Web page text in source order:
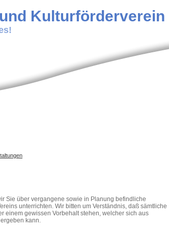
Kulturförderverein
Sie über vergangene sowie in Planung befindliche
unterrichten. Wir bitten um Verständnis, daß sämtliche
einem gewissen Vorbehalt stehen, welcher sich aus
kann.